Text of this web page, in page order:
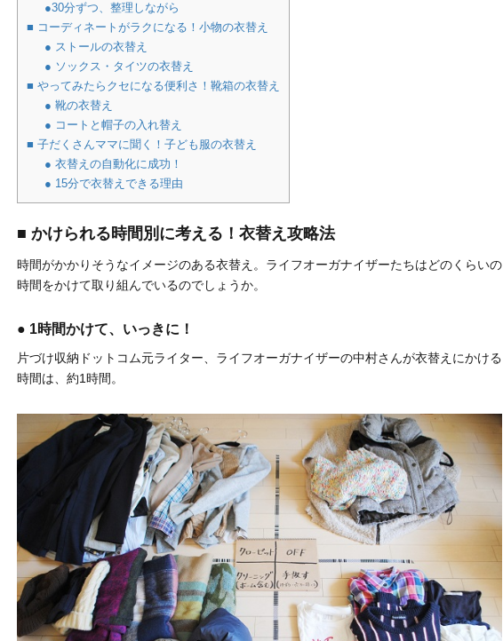
●30分ずつ、整理しながら
■ コーディネートがラクになる！小物の衣替え
● ストールの衣替え
● ソックス・タイツの衣替え
■ やってみたらクセになる便利さ！靴箱の衣替え
● 靴の衣替え
● コートと帽子の入れ替え
■ 子だくさんママに聞く！子ども服の衣替え
● 衣替えの自動化に成功！
● 15分で衣替えできる理由
■ かけられる時間別に考える！衣替え攻略法
時間がかかりそうなイメージのある衣替え。ライフオーガナイザーたちはどのくらいの
時間をかけて取り組んでいるのでしょうか。
● 1時間かけて、いっきに！
片づけ収納ドットコム元ライター、ライフオーガナイザーの中村さんが衣替えにかける
時間は、約1時間。